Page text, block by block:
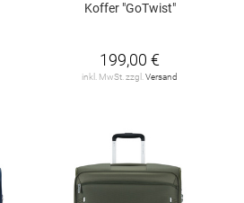
Koffer "GoTwist"
199,00 €
inkl. MwSt. zzgl.Versand